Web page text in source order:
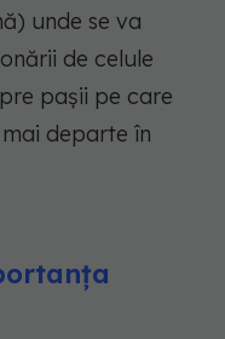
unde se va
de celule
pașii pe care
departe în